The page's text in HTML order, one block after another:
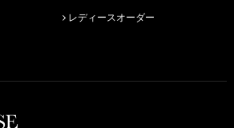
レディースオーダー